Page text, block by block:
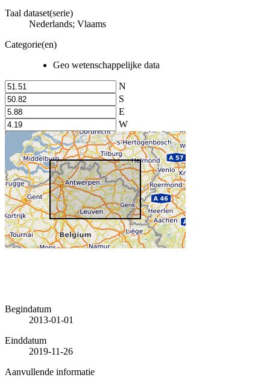
Taal dataset(serie)
Nederlands; Vlaams
Categorie(en)
Geo wetenschappelijke data
N
S
E
W
Begindatum
2013-01-01
Einddatum
2019-11-26
Aanvullende informatie